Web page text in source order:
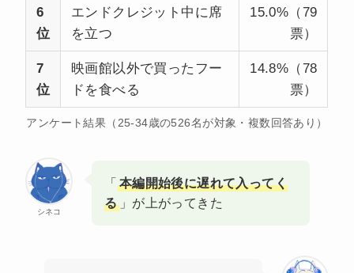
6
位
エンドクレジット中に席
を立つ
15.0%（79
票）
7
位
映画館以外で買ったフー
ドを食べる
14.8%（78
票）
アンケート結果（25-34歳の526名が対象・複数回答あり）
シネコ
「 本編開始後に遅れて入ってく
る」が上がってきた